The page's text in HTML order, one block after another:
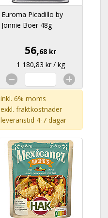
Euroma Picadillo by
Jonnie Boer 48g
56,68 kr
1 180,83 kr / kg
inkl. 6% moms
exkl. fraktkostnader
leveranstid 4-7 dagar